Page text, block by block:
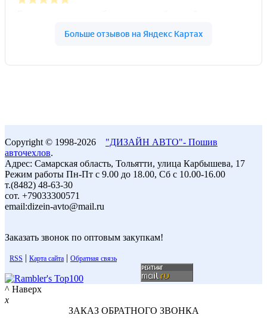
Copyright © 1998-2026 "ДИЗАЙН АВТО"- Пошив
авточехлов.
Адрес: Самарская область, Тольятти, улица Карбышева, 17
Режим работы Пн-Пт с 9.00 до 18.00, Сб с 10.00-16.00
т.(8482) 48-63-30
сот. +79033300571
email:dizein-avto@mail.ru
Заказать звонок по оптовым закупкам!
RSS | Карта сайта | Обратная связь
^ Наверх
x
ЗАКАЗ ОБРАТНОГО ЗВОНКА